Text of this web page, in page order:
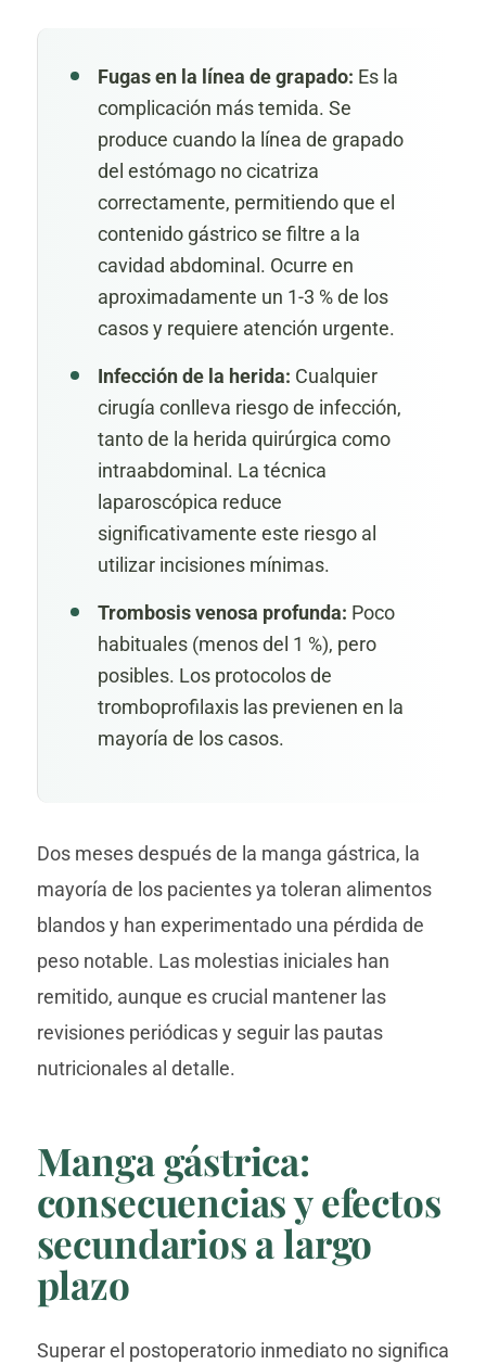
Fugas en la línea de grapado: Es la
complicación más temida. Se
produce cuando la línea de grapado
del estómago no cicatriza
correctamente, permitiendo que el
contenido gástrico se filtre a la
cavidad abdominal. Ocurre en
aproximadamente un 1-3 % de los
casos y requiere atención urgente.
Infección de la herida: Cualquier
cirugía conlleva riesgo de infección,
tanto de la herida quirúrgica como
intraabdominal. La técnica
laparoscópica reduce
significativamente este riesgo al
utilizar incisiones mínimas.
Trombosis venosa profunda: Poco
habituales (menos del 1 %), pero
posibles. Los protocolos de
tromboprofilaxis las previenen en la
mayoría de los casos.
Dos meses después de la manga gástrica, la
mayoría de los pacientes ya toleran alimentos
blandos y han experimentado una pérdida de
peso notable. Las molestias iniciales han
remitido, aunque es crucial mantener las
revisiones periódicas y seguir las pautas
nutricionales al detalle.
Manga gástrica:
consecuencias y efectos
secundarios a largo
plazo
Superar el postoperatorio inmediato no significa